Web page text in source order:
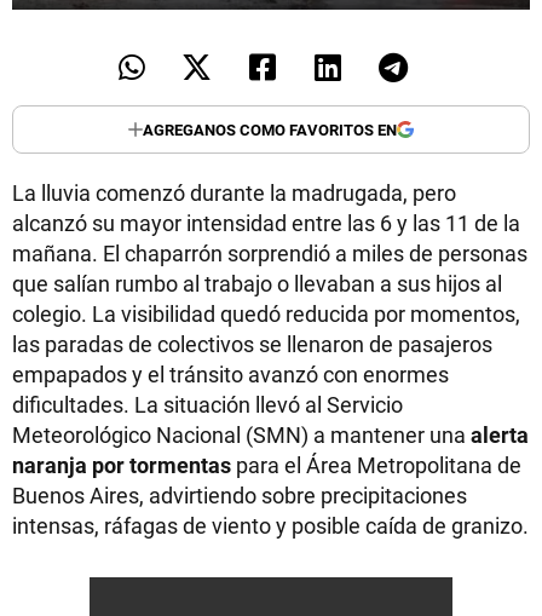
AGREGANOS COMO FAVORITOS EN
La lluvia comenzó durante la madrugada, pero
alcanzó su mayor intensidad entre las 6 y las 11 de la
mañana. El chaparrón sorprendió a miles de personas
que salían rumbo al trabajo o llevaban a sus hijos al
colegio. La visibilidad quedó reducida por momentos,
las paradas de colectivos se llenaron de pasajeros
empapados y el tránsito avanzó con enormes
dificultades. La situación llevó al Servicio
Meteorológico Nacional (SMN) a mantener una alerta
naranja por tormentas para el Área Metropolitana de
Buenos Aires, advirtiendo sobre precipitaciones
intensas, ráfagas de viento y posible caída de granizo.